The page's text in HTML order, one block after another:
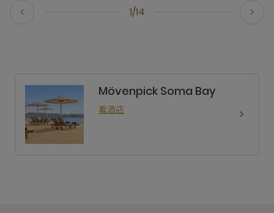
1/14
Mövenpick Soma Bay
看酒店